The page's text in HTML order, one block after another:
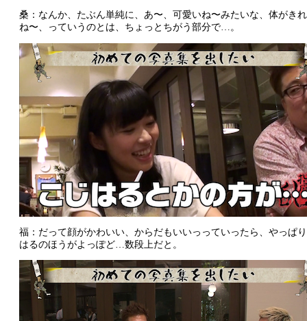
桑：なんか、たぶん単純に、あ〜、可愛いね〜みたいな、体がき
ね〜、っていうのとは、ちょっとちがう部分で…。
福：だって顔がかわいい、からだもいいっっていったら、やっぱ
はるのほうがよっぽど…数段上だと。